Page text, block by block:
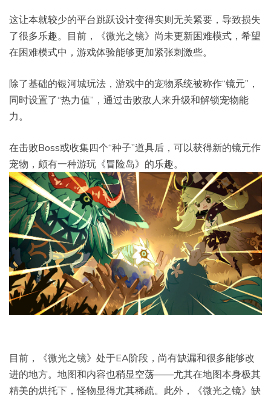
这让本就较少的平台跳跃设计变得实则无关紧要，导致损失
了很多乐趣。目前，《微光之镜》尚未更新困难模式，希望
在困难模式中，游戏体验能够更加紧张刺激些。
除了基础的银河城玩法，游戏中的宠物系统被称作“镜元”，
同时设置了“热力值”，通过击败敌人来升级和解锁宠物能
力。
在击败Boss或收集四个“种子”道具后，可以获得新的镜元作
宠物，颇有一种游玩《冒险岛》的乐趣。
目前，《微光之镜》处于EA阶段，尚有缺漏和很多能够改
进的地方。地图和内容也稍显空荡——尤其在地图本身极其
精美的烘托下，怪物显得尤其稀疏。此外，《微光之镜》缺